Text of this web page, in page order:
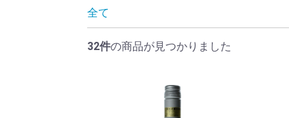
全て
32件の商品が見つかりました